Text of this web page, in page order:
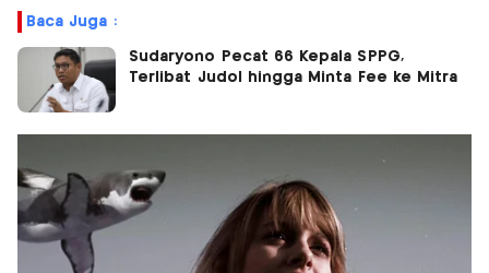
Baca Juga :
Sudaryono Pecat 66 Kepala SPPG,
Terlibat Judol hingga Minta Fee ke Mitra